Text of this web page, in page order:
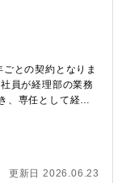
ています。これら
の未来を切り拓く
世界をリードする
との契約となりま
員が経理部の業務
、専任として経理
おりますが、プレ
て頂くことが期待
応じてお任せする
・連結）■開示資料
更新日 2026.06.23